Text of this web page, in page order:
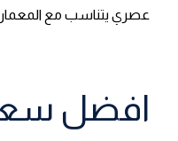
عصري يتناسب مع
افضل